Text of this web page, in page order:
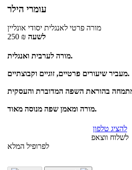
עומרי הילר
מורה פרטי לאנגלית יסודי אונליין
250 ₪ לשעה
מורה לערבית ואנגלית.
מעביר שיעורים פרטיים, זוגיים וקבוצתיים.
מורה ומאמן שפה מנוסה מאוד.
להציג טלפון
לשלוח ווצאפ
לפרופיל המלא